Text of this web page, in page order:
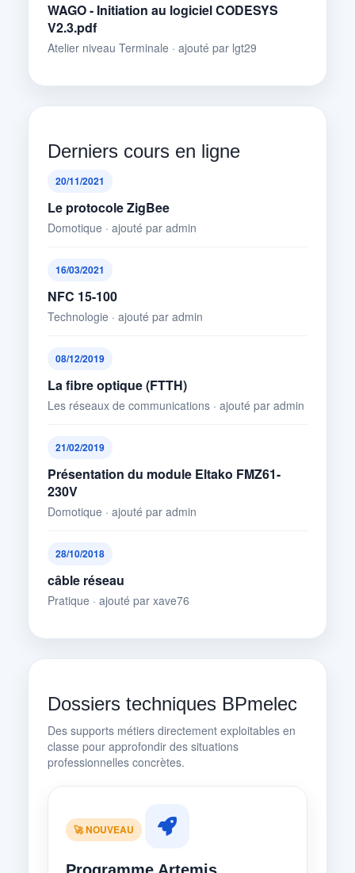
WAGO - Initiation au logiciel CODESYS
V2.3.pdf
Atelier niveau Terminale · ajouté par lgt29
Derniers cours en ligne
20/11/2021
Le protocole ZigBee
Domotique · ajouté par admin
16/03/2021
NFC 15-100
Technologie · ajouté par admin
08/12/2019
La fibre optique (FTTH)
Les réseaux de communications · ajouté par admin
21/02/2019
Présentation du module Eltako FMZ61-
230V
Domotique · ajouté par admin
28/10/2018
câble réseau
Pratique · ajouté par xave76
Dossiers techniques BPmelec
Des supports métiers directement exploitables en
classe pour approfondir des situations
professionnelles concrètes.
🚀 NOUVEAU